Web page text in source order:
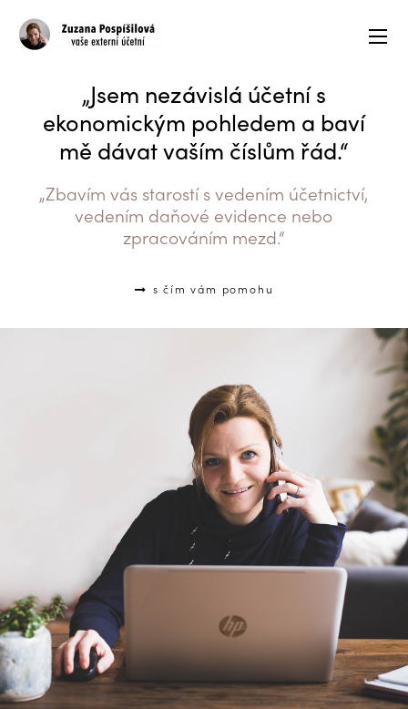
„Jsem nezávislá účetní s
ekonomickým pohledem a baví
mě dávat vaším číslům řád.“
„Zbavím vás starostí s vedením účetnictví,
vedením daňové evidence nebo
zpracováním mezd.“
s čím vám pomohu